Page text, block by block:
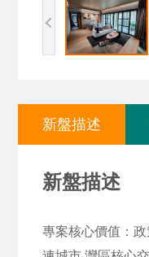
新盤描述
新盤描述
專案核心價值：